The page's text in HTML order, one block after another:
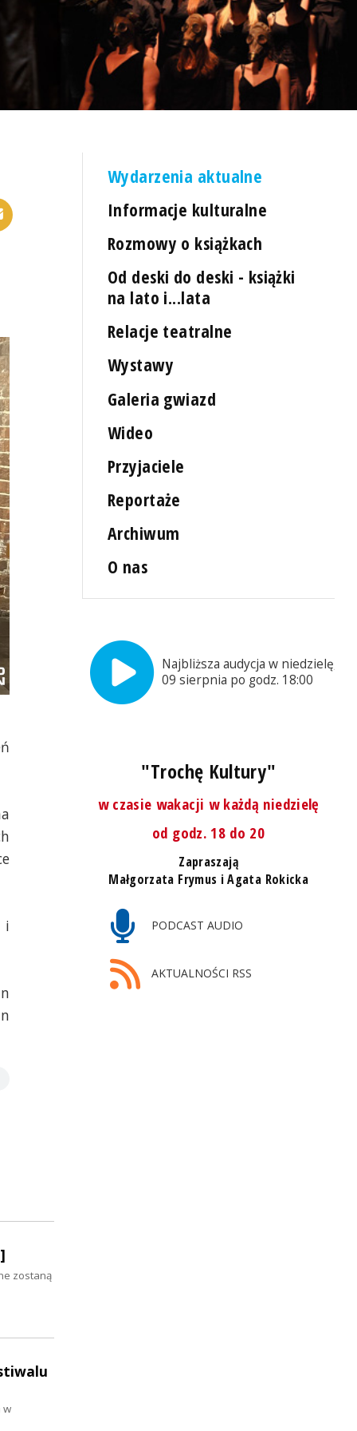
i
Wydarzenia aktualne
Informacje kulturalne
Rozmowy o książkach
Od deski do deski - książki
na lato i...lata
Relacje teatralne
Wystawy
Galeria gwiazd
Wideo
Przyjaciele
Reportaże
Archiwum
O nas
Najbliższa audycja w niedzielę,
09 sierpnia po godz. 18:00
"Trochę Kultury"
w czasie wakacji w każdą niedzielę
od godz. 18 do 20
Zapraszają
Małgorzata Frymus i Agata Rokicka
PODCAST AUDIO
AKTUALNOŚCI RSS
zostaną
w